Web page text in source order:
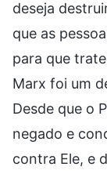
deseja
que as
para que
Marx foi um
Desde que o
negado e
contra Ele, e